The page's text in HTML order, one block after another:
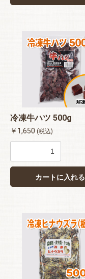
冷凍牛ハツ 500g
￥1,650 (税込)
カートに入れる